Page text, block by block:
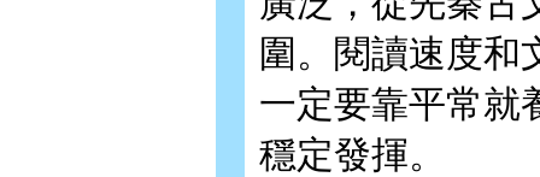
圍。閱讀速度和
一定要靠平常就
穩定發揮。